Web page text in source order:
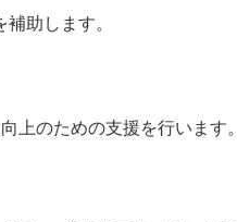
助します。
上のための支援を行います。